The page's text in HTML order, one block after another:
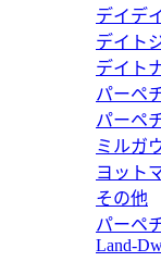
ピー ウラカン
ピー ウラカン
デイデ
デイト
デイト
パーペ
パーペ
ミルガ
ヨット
その他
パーペ
Land-